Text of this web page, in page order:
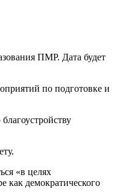
ПМР. Дата будет
по подготовке и
«в целях
как демократического